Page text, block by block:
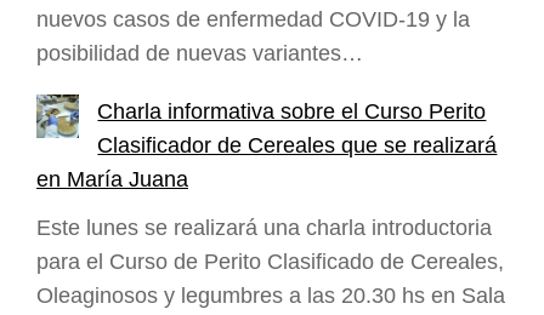
nuevos casos de enfermedad COVID-19 y la
posibilidad de nuevas variantes…
Charla informativa sobre el Curso Perito
Clasificador de Cereales que se realizará
en María Juana
Este lunes se realizará una charla introductoria
para el Curso de Perito Clasificado de Cereales,
Oleaginosos y legumbres a las 20.30 hs en Sala